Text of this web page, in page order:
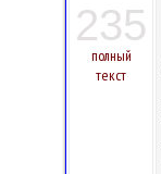
235
полный
текст